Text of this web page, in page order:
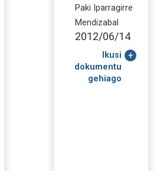
Paki Iparragirre
Mendizabal
2012/06/14
Ikusi
dokumentu
gehiago